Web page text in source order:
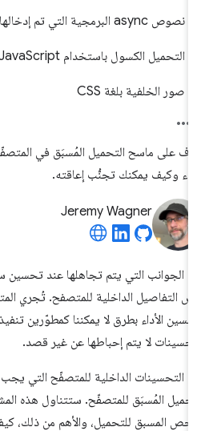
نصوص async البرمجية التي تم إدخالها
التحميل الكسول باستخدام JavaScript
صور الخلفية بلغة CSS
على ماسح التحميل المُسبَق في
وكيف يمكنك تجنُّب إعاقته.
Jeremy Wagner
الجوانب التي يتم تجاهلها عند تحسين
التفاصيل الداخلية للمتصفح. تُجري
الأداء بطرق لا يمكننا كمطوّرين
لا يتم إحباطها عن غير قصد.
التحسينات الداخلية للمتصفّح التي يجب
المُسبَق للمتصفّح. ستتناول هذه
المسبق للتحميل، والأهم من ذلك، كيفية